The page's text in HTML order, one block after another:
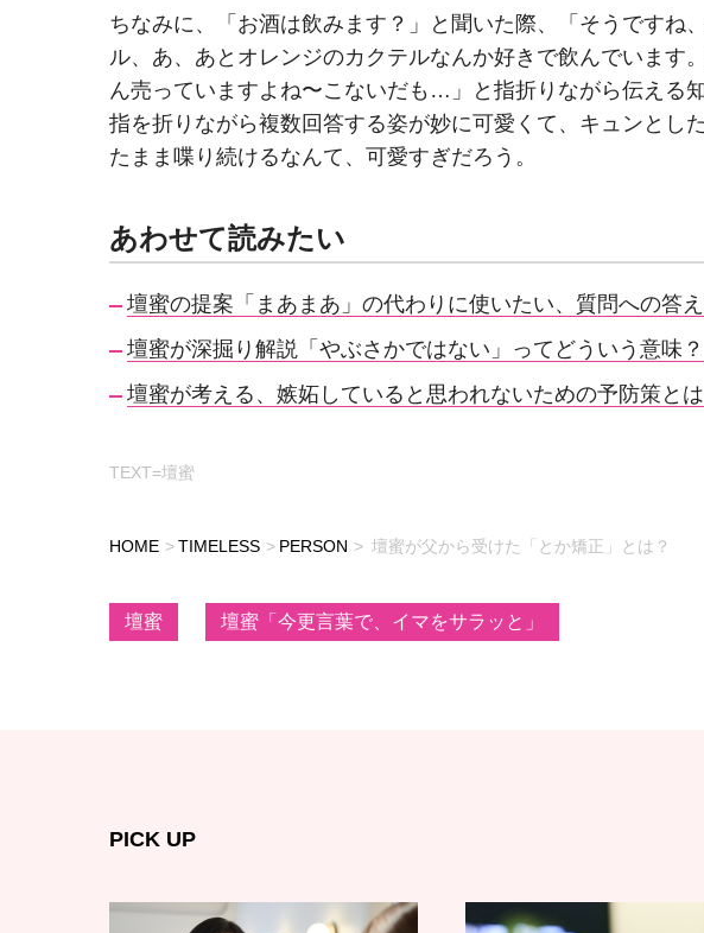
ちなみに、「お酒は飲みます？」と聞いた際、「そうですね
ル、あ、あとオレンジのカクテルなんか好きで飲んでいます
ん売っていますよね〜こないだも…」と指折りながら伝える
指を折りながら複数回答する姿が妙に可愛くて、キュンとし
たまま喋り続けるなんて、可愛すぎだろう。
あわせて読みたい
壇蜜の提案「まあまあ」の代わりに使いたい、質問への答
壇蜜が深掘り解説「やぶさかではない」ってどういう意味？
壇蜜が考える、嫉妬していると思われないための予防策とは
TEXT=壇蜜
HOME TIMELESS PERSON 壇蜜が父から受けた「とか矯正」とは？
壇蜜 壇蜜「今更言葉で、イマをサラッと」
PICK UP